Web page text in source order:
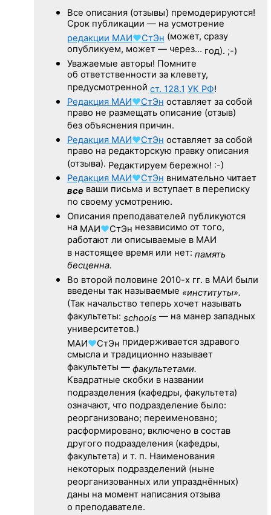
Все описания (отзывы) премодерируются!
Срок публикации — на усмотрение
редакции МАИ♥СтЭн (может, сразу
опубликуем, может — через… год). ;-)
Уважаемые авторы! Помните
об ответственности за клевету,
предусмотренной ст. 128.1 УК РФ!
Редакция МАИ♥СтЭн оставляет за собой
право не размещать описание (отзыв)
без объяснения причин.
Редакция МАИ♥СтЭн оставляет за собой
право на редакторскую правку описания
(отзыва). Редактируем бережно! :-)
Редакция МАИ♥СтЭн внимательно читает
всеваши письма и вступает в переписку
по своему усмотрению.
Описания преподавателей публикуются
на МАИ♥СтЭн независимо от того,
работают ли описываемые в МАИ
в настоящее время или нет: память
бесценна.
Во второй половине 2010-х гг. в МАИ были
введены так называемые «институты».
(Так начальство теперь хочет называть
факультеты: schools — на манер западных
университетов.)
МАИ♥СтЭн придерживается здравого
смысла и традиционно называет
факультеты — факультетами.
Квадратные скобки в названии
подразделения (кафедры, факультета)
означают, что подразделение было:
реорганизовано; переименовано;
расформировано; включено в состав
другого подразделения (кафедры,
факультета) и т. п. Наименования
некоторых подразделений (ныне
реорганизованных или упразднённых)
даны на момент написания отзыва
о преподавателе.